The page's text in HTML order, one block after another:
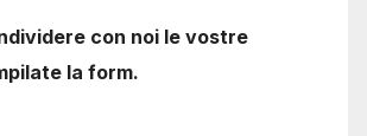
con noi le vostre
la form.